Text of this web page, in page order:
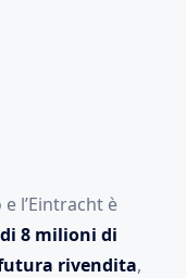
l’Eintracht è
8 milioni di
rivendita,